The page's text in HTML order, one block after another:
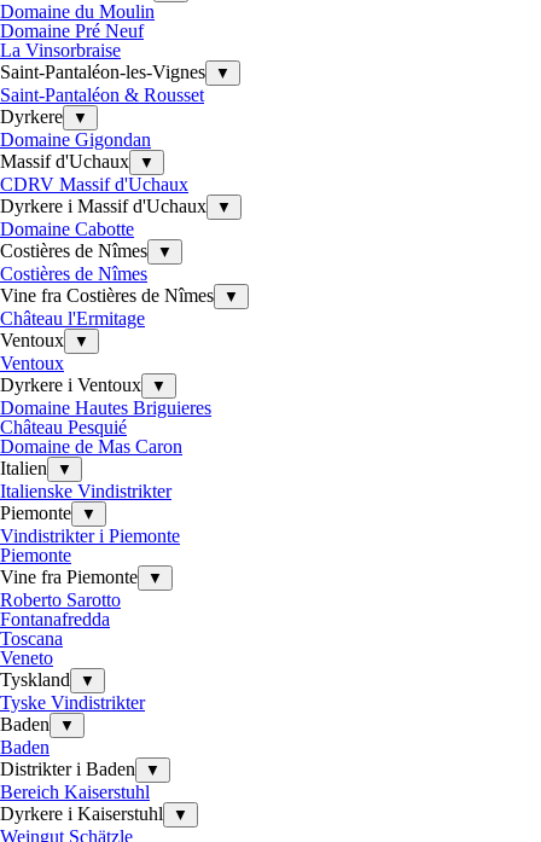
Domaine du Moulin
Domaine Pré Neuf
La Vinsorbraise
Saint-Pantaléon-les-Vignes
▼
Saint-Pantaléon & Rousset
Dyrkere
▼
Domaine Gigondan
Massif d'Uchaux
▼
CDRV Massif d'Uchaux
Dyrkere i Massif d'Uchaux
▼
Domaine Cabotte
Costières de Nîmes
▼
Costières de Nîmes
Vine fra Costières de Nîmes
▼
Château l'Ermitage
Ventoux
▼
Ventoux
Dyrkere i Ventoux
▼
Domaine Hautes Briguieres
Château Pesquié
Domaine de Mas Caron
Italien
▼
Italienske Vindistrikter
Piemonte
▼
Vindistrikter i Piemonte
Piemonte
Vine fra Piemonte
▼
Roberto Sarotto
Fontanafredda
Toscana
Veneto
Tyskland
▼
Tyske Vindistrikter
Baden
▼
Baden
Distrikter i Baden
▼
Bereich Kaiserstuhl
Dyrkere i Kaiserstuhl
▼
Weingut Schätzle